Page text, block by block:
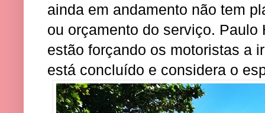
ainda em andamento não tem
ou orçamento do serviço. Paulo
estão forçando os motoristas a
está concluído e considera o